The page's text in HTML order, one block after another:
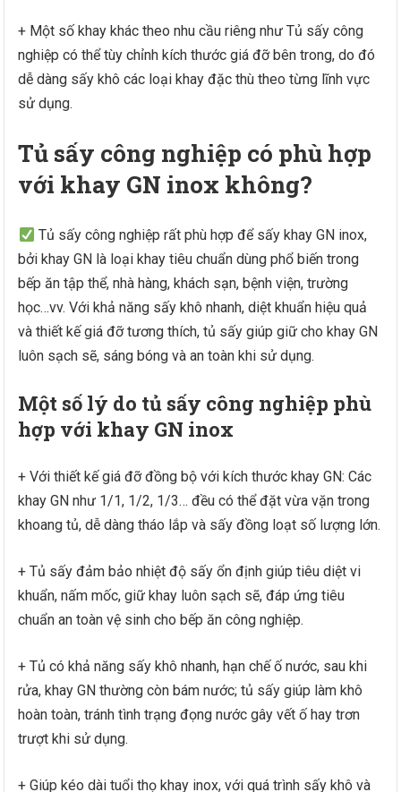
+ Một số khay khác theo nhu cầu riêng như Tủ sấy công
nghiệp có thể tùy chỉnh kích thước giá đỡ bên trong, do đó
dễ dàng sấy khô các loại khay đặc thù theo từng lĩnh vực
sử dụng.
Tủ sấy công nghiệp có phù hợp
với khay GN inox không?
Tủ sấy công nghiệp rất phù hợp để sấy khay GN inox,
bởi khay GN là loại khay tiêu chuẩn dùng phổ biến trong
bếp ăn tập thể, nhà hàng, khách sạn, bệnh viện, trường
học…vv. Với khả năng sấy khô nhanh, diệt khuẩn hiệu quả
và thiết kế giá đỡ tương thích, tủ sấy giúp giữ cho khay GN
luôn sạch sẽ, sáng bóng và an toàn khi sử dụng.
Một số lý do tủ sấy công nghiệp phù
hợp với khay GN inox
+ Với thiết kế giá đỡ đồng bộ với kích thước khay GN: Các
khay GN như 1/1, 1/2, 1/3… đều có thể đặt vừa vặn trong
khoang tủ, dễ dàng tháo lắp và sấy đồng loạt số lượng lớn.
+ Tủ sấy đảm bảo nhiệt độ sấy ổn định giúp tiêu diệt vi
khuẩn, nấm mốc, giữ khay luôn sạch sẽ, đáp ứng tiêu
chuẩn an toàn vệ sinh cho bếp ăn công nghiệp.
+ Tủ có khả năng sấy khô nhanh, hạn chế ố nước, sau khi
rửa, khay GN thường còn bám nước; tủ sấy giúp làm khô
hoàn toàn, tránh tình trạng đọng nước gây vết ố hay trơn
trượt khi sử dụng.
+ Giúp kéo dài tuổi thọ khay inox, với quá trình sấy khô và